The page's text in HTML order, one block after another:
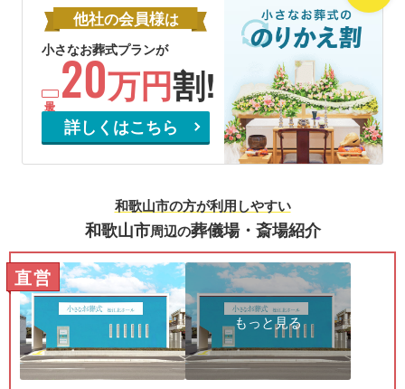
他社の会員様は
小さなお葬式プランが
20万円割!
詳しくはこちら
和歌山市の方が利用しやすい
和歌山市周辺の葬儀場・斎場紹介
直営
もっと見る